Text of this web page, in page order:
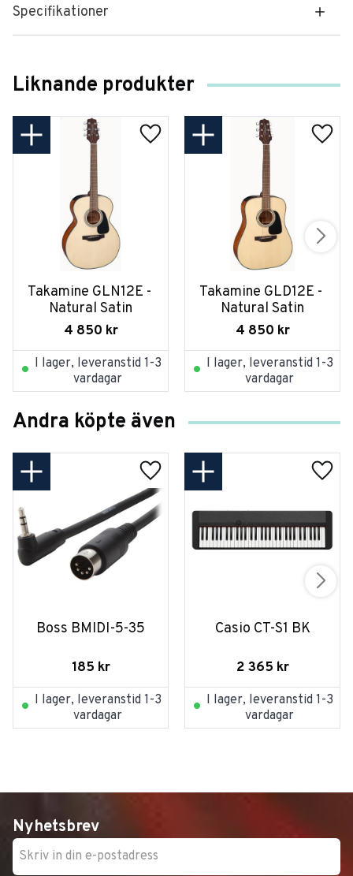
Specifikationer
Liknande produkter
Takamine GLN12E -
Natural Satin
4 850 kr
I lager, leveranstid 1-3
vardagar
Takamine GLD12E -
Natural Satin
4 850 kr
I lager, leveranstid 1-3
vardagar
Andra köpte även
Boss BMIDI-5-35
185 kr
I lager, leveranstid 1-3
vardagar
Casio CT-S1 BK
2 365 kr
I lager, leveranstid 1-3
vardagar
Nyhetsbrev